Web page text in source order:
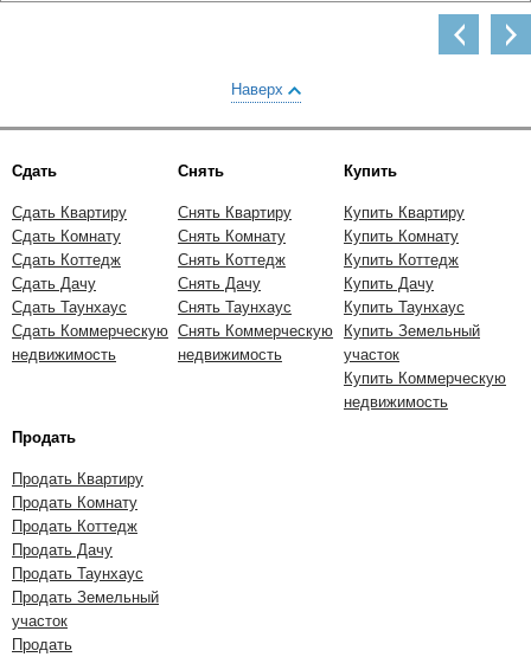
Наверх
Сдать
Сдать Квартиру
Сдать Комнату
Сдать Коттедж
Сдать Дачу
Сдать Таунхаус
Сдать Коммерческую
недвижимость
Снять
Снять Квартиру
Снять Комнату
Снять Коттедж
Снять Дачу
Снять Таунхаус
Снять Коммерческую
недвижимость
Купить
Купить Квартиру
Купить Комнату
Купить Коттедж
Купить Дачу
Купить Таунхаус
Купить Земельный
участок
Купить Коммерческую
недвижимость
Продать
Продать Квартиру
Продать Комнату
Продать Коттедж
Продать Дачу
Продать Таунхаус
Продать Земельный
участок
Продать